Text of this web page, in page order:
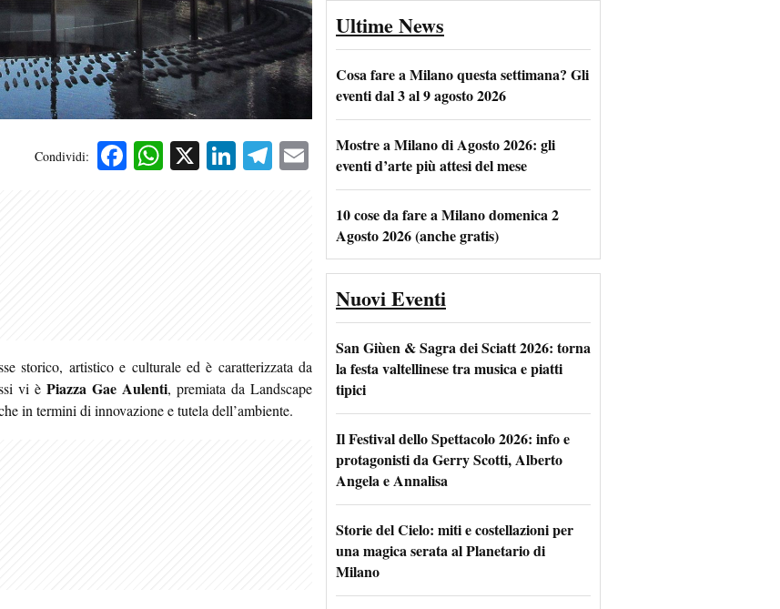
Condividi: Facebook
WhatsApp
X LinkedIn
Telegram
Email
storico, artistico e culturale ed è caratterizzata da
vi è Piazza Gae Aulenti, premiata da Landscape
in termini di innovazione e tutela dell’ambiente.
Ultime News
Cosa fare a Milano questa settimana? Gli
eventi dal 3 al 9 agosto 2026
Mostre a Milano di Agosto 2026: gli
eventi d’arte più attesi del mese
10 cose da fare a Milano domenica 2
Agosto 2026 (anche gratis)
Nuovi Eventi
San Giùen & Sagra dei Sciatt 2026: torna
la festa valtellinese tra musica e piatti
tipici
Il Festival dello Spettacolo 2026: info e
protagonisti da Gerry Scotti, Alberto
Angela e Annalisa
Storie del Cielo: miti e costellazioni per
una magica serata al Planetario di
Milano